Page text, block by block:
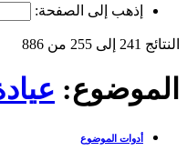
إذهب إلى الصفحة:
النتائج 241 إلى 255 من 886
الموضوع:
أدوات الموضوع